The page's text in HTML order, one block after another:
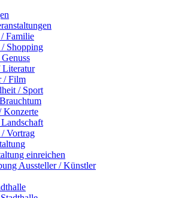
Familie
Shopping
Literatur
/ Film
/ Sport
Konzerte
/ Vortrag
einreichen
Aussteller / Künstler